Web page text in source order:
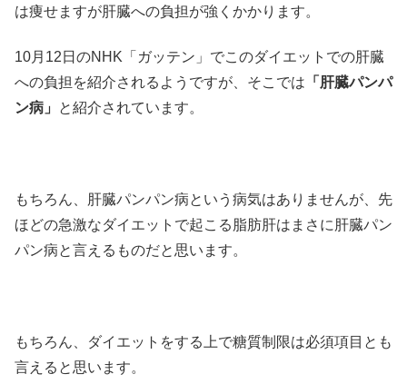
は痩せますが肝臓への負担が強くかかります。
10月12日のNHK「ガッテン」でこのダイエットでの肝臓
への負担を紹介されるようですが、そこでは 「肝臓パンパ
ン病」
と紹介されています。
もちろん、肝臓パンパン病という病気はありませんが、先
ほどの急激なダイエットで起こる脂肪肝はまさに肝臓パン
パン病と言えるものだと思います。
もちろん、ダイエットをする上で糖質制限は必須項目とも
言えると思います。